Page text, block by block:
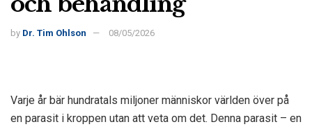
by Dr. Tim Ohlson 08/05/2026
Varje år bär hundratals miljoner människor världen över på
en parasit i kroppen utan att veta om det. Denna parasit – en